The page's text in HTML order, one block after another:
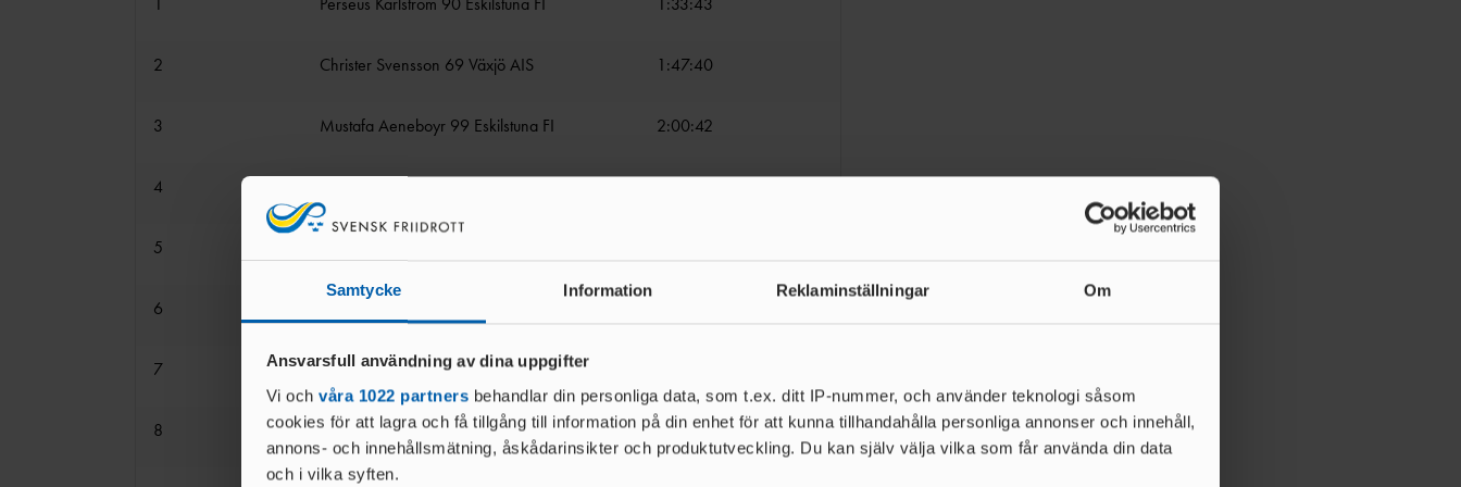
Samtycke Information Reklaminställningar Om
Ansvarsfull användning av dina uppgifter
Vi och våra 1022 partners behandlar din personliga data, som t.ex. ditt IP-nummer, och använder teknologi såsom
cookies för att lagra och få tillgång till information på din enhet för att kunna tillhandahålla personliga annonser och innehåll,
annons- och innehållsmätning, åskådarinsikter och produktutveckling. Du kan själv välja vilka som får använda din data
och i vilka syften.
2 Christer Svensson 69 Växjö AIS 1:47:40
3 Mustafa Aeneboyr 99 Eskilstuna FI 2:00:42
4
5
6
7 Johan Särnbratt 89 Tolered AIK
8 Christer Broström 65 Finspångs AIK 2:34:14